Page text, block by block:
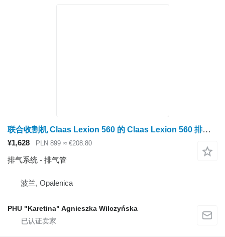
联合收割机 Claas Lexion 560 的 Claas Lexion 560 排气管 0007980910（发动机 c6.6、c10、c13；英国
¥1,628 PLN 899 ≈ €208.80
排气系统 - 排气管
波兰, Opalenica
PHU "Karetina" Agnieszka Wilczyńska